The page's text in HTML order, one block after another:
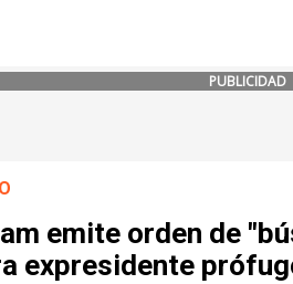
PUBLICIDAD
emite orden de
expresidente